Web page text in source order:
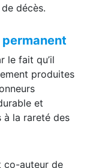
décès.
le fait qu’il
produites
et
à la rareté des
co-auteur de